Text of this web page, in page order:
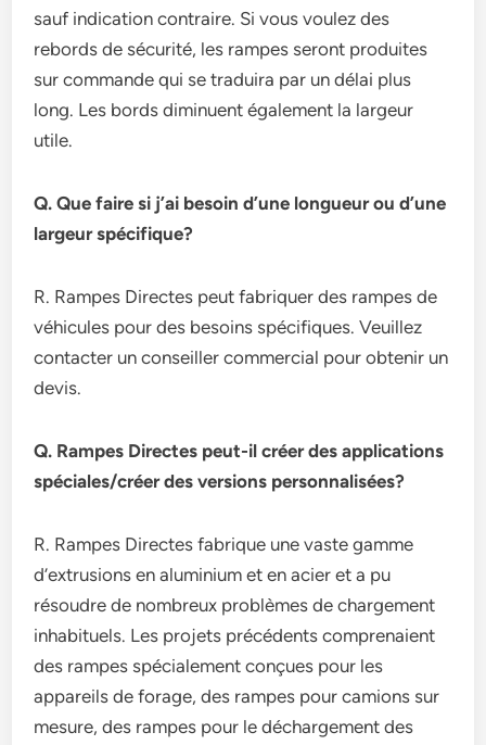
sauf indication contraire. Si vous voulez des
rebords de sécurité, les rampes seront produites
sur commande qui se traduira par un délai plus
long. Les bords diminuent également la largeur
utile.
Q. Que faire si j’ai besoin d’une longueur ou d’une
largeur spécifique?
R. Rampes Directes peut fabriquer des rampes de
véhicules pour des besoins spécifiques. Veuillez
contacter un conseiller commercial pour obtenir un
devis.
Q. Rampes Directes peut-il créer des applications
spéciales/créer des versions personnalisées?
R. Rampes Directes fabrique une vaste gamme
d’extrusions en aluminium et en acier et a pu
résoudre de nombreux problèmes de chargement
inhabituels. Les projets précédents comprenaient
des rampes spécialement conçues pour les
appareils de forage, des rampes pour camions sur
mesure, des rampes pour le déchargement des